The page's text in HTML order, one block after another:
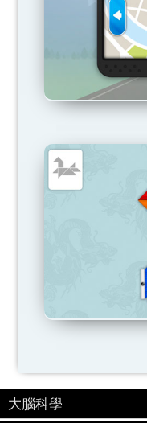
大腦科學